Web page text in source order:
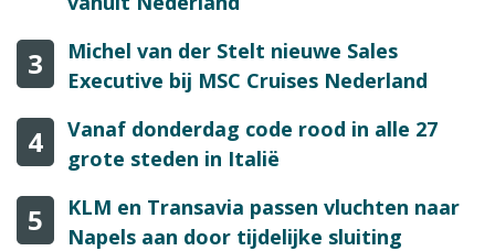
3
Michel van der Stelt nieuwe Sales
Executive bij MSC Cruises Nederland
4
Vanaf donderdag code rood in alle 27
grote steden in Italië
5
KLM en Transavia passen vluchten naar
Napels aan door tijdelijke sluiting